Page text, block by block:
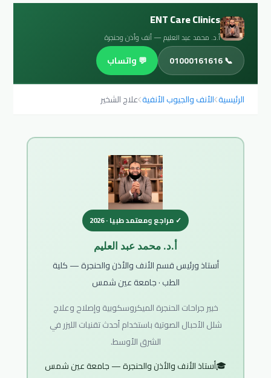
ENT Care Clinics
أ.د. محمد عبد العليم — أنف وأذن وحنجرة
📞 01000161616 💬 واتساب
الرئيسية الأنف والجيوب الأنفية علاج الشخير
✓ مراجع ومعتمد طبيا · 2026
أ.د. محمد عبد العليم
أستاذ ورئيس قسم الأنف والأذن والحنجرة — كلية
الطب · جامعة عين شمس
خبير جراحات الحنجرة الميكروسكوبية وإصلاح وعلاج
شلل الأحبال الصوتية باستخدام أحدث تقنيات الليزر في
الشرق الأوسط.
🎓أستاذ الأنف والأذن والحنجرة — جامعة عين شمس